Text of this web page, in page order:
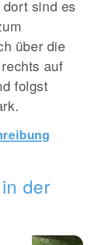
sind es
über die
auf
folgst
der